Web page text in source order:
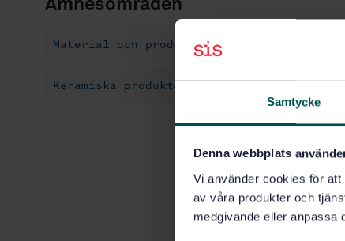
Samtycke
Denna webbplats
Vi använder cookies för
av våra produkter och
medgivande eller anpassa
Ämnesområden
Material och produkter i kontakt med
Keramiska produkter (81.060.20)